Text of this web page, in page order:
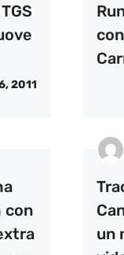
2011
con
un